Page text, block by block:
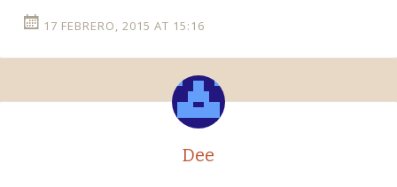
17 FEBRERO, 2015 AT 15:16
Dee